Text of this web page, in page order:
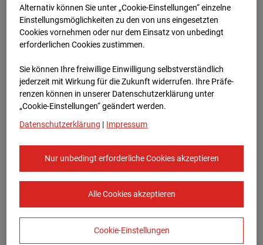
Meischlgasse 32, 1230 Wien
Zur Übersicht
Europe/Vienna
Alternativ können Sie unter „Cookie-Einstellungen“ einzelne
Einstellungsmöglichkeiten zu den von uns eingesetzten
Cookies vornehmen oder nur dem Einsatz von unbedingt
erforderlichen Cookies zustimmen.
Sie können Ihre freiwillige Einwilligung selbstverständlich
jederzeit mit Wirkung für die Zukunft widerrufen. Ihre Prä­fe­
renzen können in unserer Datenschutzerklärung unter
„Cookie-Einstellungen“ geändert werden.
Datenschutzerklärung | Impressum
Nur unbedingt erforderliche Cookies akzeptieren
Alle Cookies akzeptieren
Cookie-Einstellungen